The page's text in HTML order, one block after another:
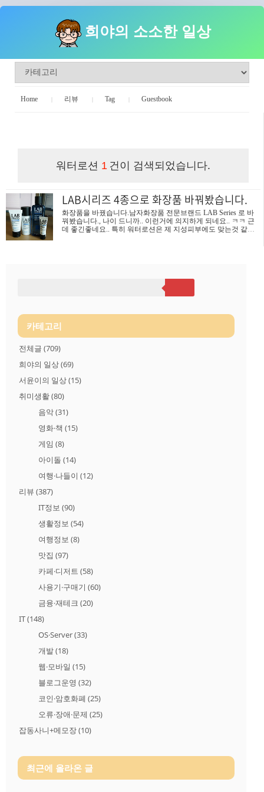
희야의 소소한 일상
Home 리뷰 Tag Guestbook
워터로션 1 건이 검색되었습니다.
LAB시리즈 4종으로 화장품 바꿔봤습니다.
화장품을 바꿨습니다.남자화장품 전문브랜드 LAB Series 로 바
꿔봤습니다., 나이 드니까.. 이런거에 의지하게 되네요.. ㅋㅋ 근
데 좋긴좋네요.. 특히 워터로션은 제 지성피부에도 맞는것 같고..
지레스큐 아이 테라피는 아이크림 @.@스킨리바이탈리져로션은
모공축소, 피지개선 효과가 있다고 합니다. (정말???? ) 돈값을 할
지... 그래서 내가 피부미남이 되느냐는 LAB Series ! 너희들..
카테고리
전체글 (709)
희야의 일상(69)
서윤이의 일상(15)
취미생활(80)
음악(31)
영화·책 (15)
게임 (8)
아이돌 (14)
여행·나들이 (12)
리뷰 (387)
IT정보 (90)
생활정보 (54)
여행정보 (8)
맛집 (97)
카페·디저트 (58)
사용기·구매기 (60)
금융·재테크 (20)
IT(148)
OS·Server(33)
개발(18)
웹·모바일 (15)
블로그운영 (32)
코인·암호화폐 (25)
오류·장애·문제 (25)
잡동사니+메모장(10)
최근에 올라온 글